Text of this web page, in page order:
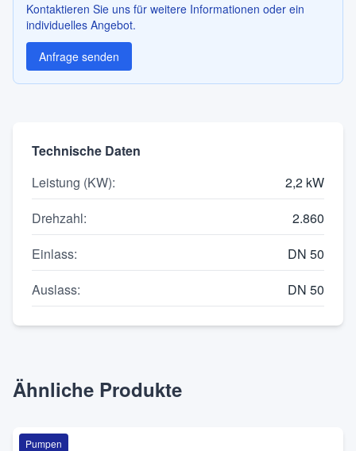
Kontaktieren Sie uns für weitere Informationen oder ein
individuelles Angebot.
Anfrage senden
Technische Daten
Leistung (KW):
2,2 kW
Drehzahl:
2.860
Einlass:
DN 50
Auslass: DN 50
Ähnliche Produkte
Pumpen